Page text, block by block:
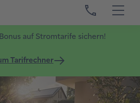
auf Stromtarife sichern!